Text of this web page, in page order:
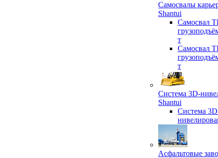
Самосвалы
Shantui
Самосвал
т
Самосвал
т
Система 3D-
Shantui
Система
Асфальтовые